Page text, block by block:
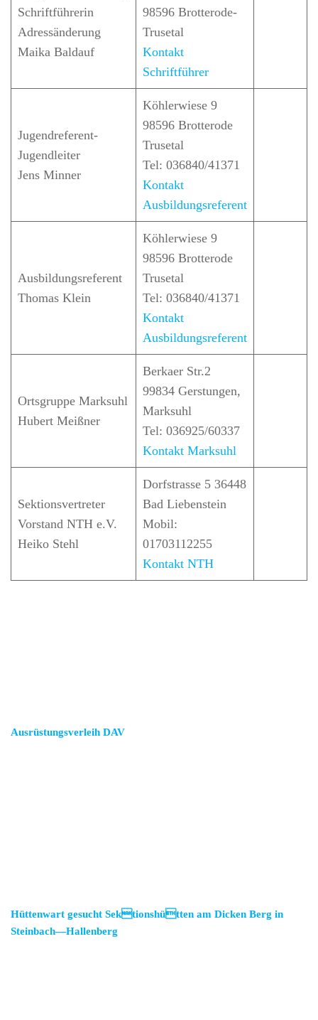
Schriftführerin
Adressänderung
Maika Baldauf
98596 Brotterode-
Trusetal
Kontakt
Schriftführer
Jugendreferent-
Jugendleiter
Jens Minner
Köhlerwiese 9
98596 Brotterode
Trusetal
Tel: 036840/41371
Kontakt
Ausbildungsreferent
Ausbildungsreferent
Thomas Klein
Köhlerwiese 9
98596 Brotterode
Trusetal
Tel: 036840/41371
Kontakt
Ausbildungsreferent
Ortsgruppe Marksuhl
Hubert Meißner
Berkaer Str.2
99834 Gerstungen,
Marksuhl
Tel: 036925/60337
Kontakt Marksuhl
Sektionsvertreter
Vorstand NTH e.V.
Heiko Stehl
Dorfstrasse 5 36448
Bad Liebenstein
Mobil:
01703112255
Kontakt NTH
Ausrüstungsverleih DAV
Hüttenwart gesucht Sektionshütten am Dicken Berg in
Steinbach—Hallenberg